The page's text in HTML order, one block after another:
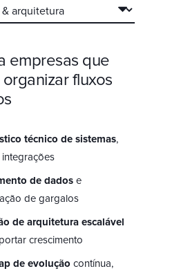
empresas que
fluxos
técnico de sistemas,
de dados e
de gargalos
de arquitetura escalável
crescimento
de evolução contínua,